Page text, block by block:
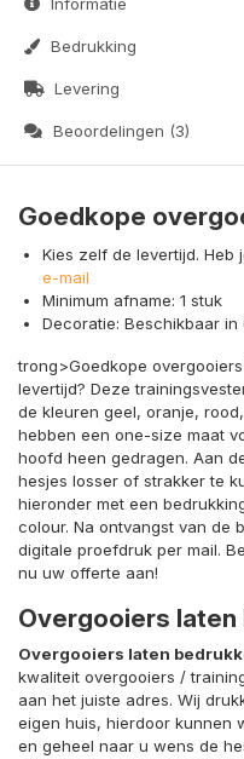
Bedrukking
Levering
Beoordelingen (3)
Goedkope
Kies zelf de levertijd. Heb
e-mail
Minimum afname: 1 stuk
Decoratie: Beschikbaar in
trong>Goedkope
levertijd? Deze
de kleuren geel, oranje,
hebben een one-size maat
hoofd heen gedragen. Aan
hesjes losser of strakker te
hieronder met een
colour. Na ontvangst van de
digitale proefdruk per mail.
nu uw offerte aan!
Overgooiers
Overgooiers laten
kwaliteit overgooiers /
aan het juiste adres. Wij
eigen huis, hierdoor kunnen
en geheel naar u wens de